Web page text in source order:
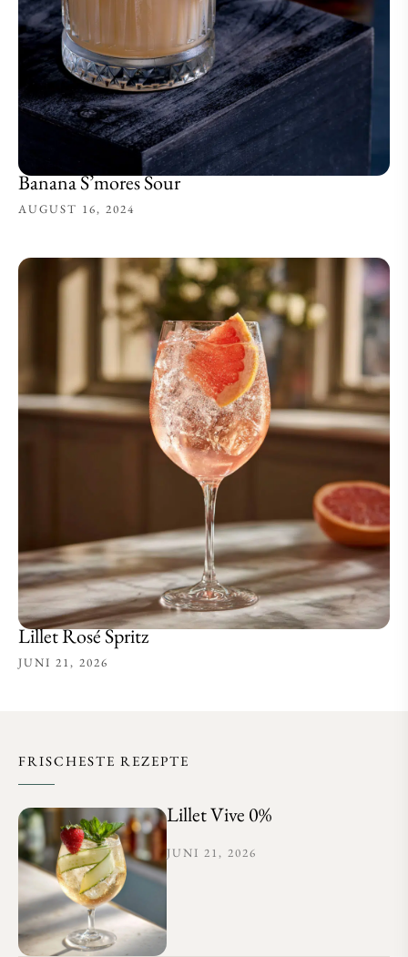
Banana S’mores Sour
AUGUST 16, 2024
Lillet Rosé Spritz
JUNI 21, 2026
FRISCHESTE REZEPTE
Lillet Vive 0%
JUNI 21, 2026